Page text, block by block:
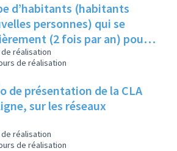
d’habitants (habitants
personnes) qui se
(2 fois par an) pour
du Contrat de Ville
de réalisation
de réalisation
de présentation de la CLA
sur les réseaux
de réalisation
de réalisation